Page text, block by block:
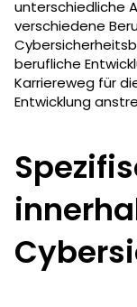
unterschiedliche
verschiedene
berufliche
Karriereweg für
Entwicklung